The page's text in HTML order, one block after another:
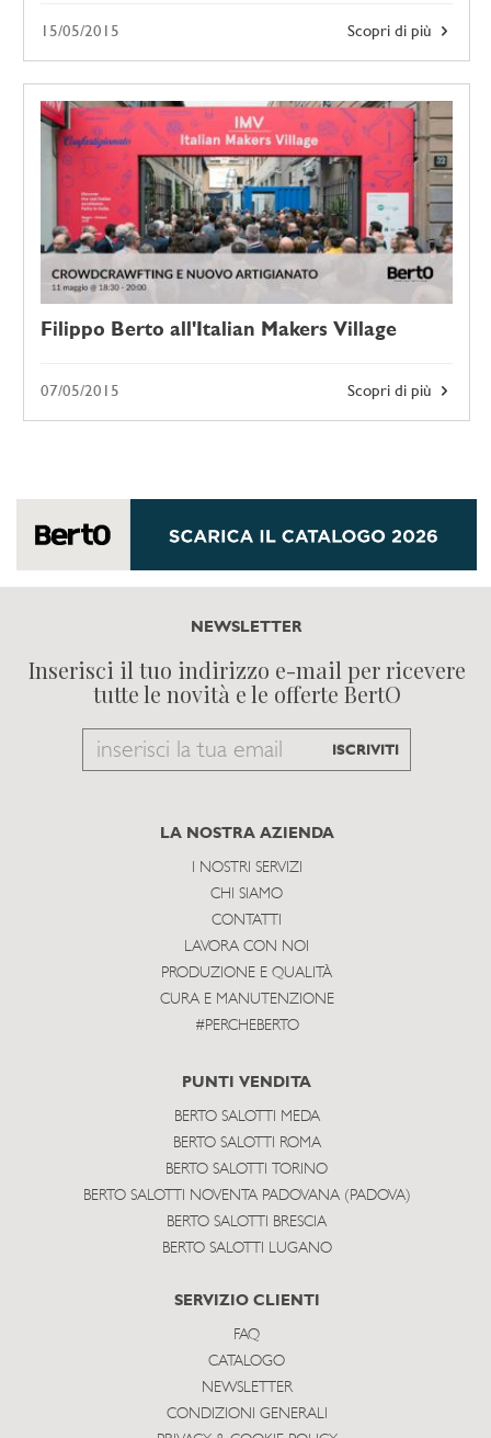
Scopri di più
15/05/2015
Filippo Berto all'Italian Makers Village
Scopri di più
07/05/2015
NEWSLETTER
Inserisci il tuo indirizzo e-mail per ricevere
tutte le novità e le offerte BertO
Email
subscribe
ISCRIVITI
LA NOSTRA AZIENDA
I NOSTRI SERVIZI
CHI SIAMO
CONTATTI
LAVORA CON NOI
PRODUZIONE E QUALITÀ
CURA E MANUTENZIONE
#PERCHEBERTO
PUNTI VENDITA
BERTO SALOTTI MEDA
BERTO SALOTTI ROMA
BERTO SALOTTI TORINO
BERTO SALOTTI NOVENTA PADOVANA (PADOVA)
BERTO SALOTTI BRESCIA
BERTO SALOTTI LUGANO
SERVIZIO CLIENTI
FAQ
CATALOGO
NEWSLETTER
CONDIZIONI GENERALI